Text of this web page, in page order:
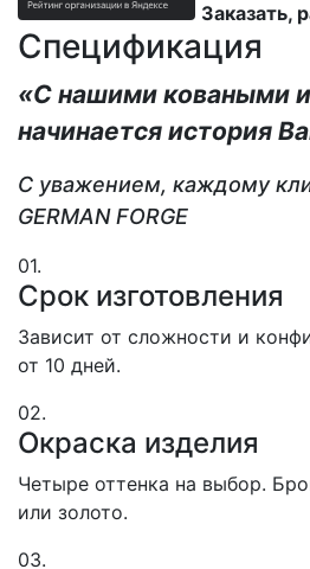
Заказать,
Спецификация
«С нашими коваными
начинается история
С уважением, каждому
GERMAN FORGE
01.
Срок изготовления
Зависит от сложности и
от 10 дней.
02.
Окраска изделия
Четыре оттенка на выбор.
или золото.
03.